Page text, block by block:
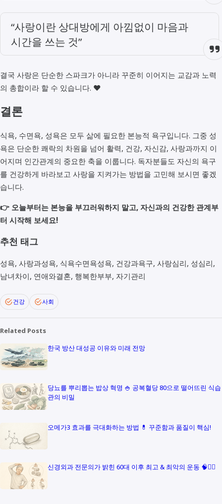
“사랑이란 상대방에게 아낌없이 마음과
시간을 쓰는 것”
결국 사랑은 단순한 스파크가 아니라 꾸준히 이어지는 교감과 노력
의 총합이라 할 수 있습니다. ❤️
결론
식욕, 수면욕, 성욕은 모두 삶에 필요한 본능적 욕구입니다. 그중 성
욕은 단순한 쾌락의 차원을 넘어 활력, 건강, 자신감, 사랑과까지 이
어지며 인간관계의 중요한 축을 이룹니다. 독자분들도 자신의 욕구
를 건강하게 바라보고 사랑을 지켜가는 방법을 고민해 보시면 좋겠
습니다.
👉 오늘부터는 본능을 부끄러워하지 말고, 자신과의 건강한 관계부
터 시작해 보세요!
추천 태그
성욕, 사랑과성욕, 식욕수면욕성욕, 건강과욕구, 사랑심리, 성심리,
남녀차이, 연애와결혼, 행복한부부, 자기관리
건강 사회
Related Posts
한국 방산 대성공 이유와 미래 전망
당뇨를 뿌리뽑는 밥상 혁명 🍚 공복혈당 80으로 떨어뜨린 식습
관의 비밀
오메가3 효과를 극대화하는 방법 💊 꾸준함과 품질이 핵심!
신경외과 전문의가 밝힌 60대 이후 최고 & 최악의 운동 🧠🏋️‍♀️